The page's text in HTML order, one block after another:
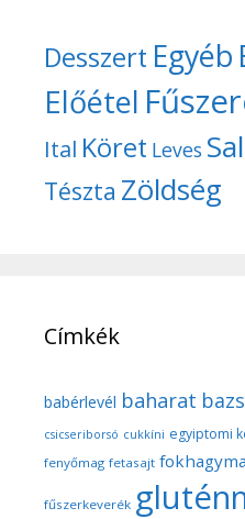
Desszert Egyéb
Előétel
Ital Köret Leves
Tészta Zöldség
Címkék
babérlevél baharat
csicseriborsó cukkíni egyiptomi
fenyőmag fetasajt fokhagyma
fűszerkeverék